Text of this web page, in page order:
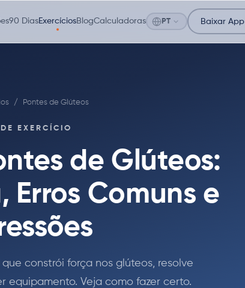
90 DiasExercíciosBlogCalculadoras PT Baixar App
/ Pontes de Glúteos
EXERCÍCIO
de Glúteos:
Erros Comuns e
constrói força nos glúteos, resolve
equipamento. Veja como fazer certo.